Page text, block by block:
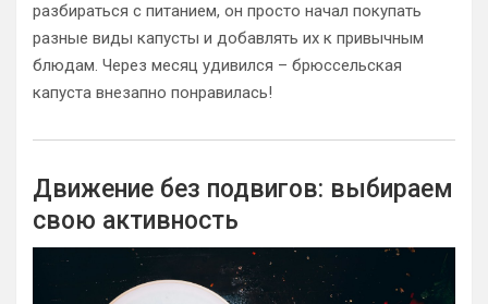
разбираться с питанием, он просто начал покупать
разные виды капусты и добавлять их к привычным
блюдам. Через месяц удивился – брюссельская
капуста внезапно понравилась!
Движение без подвигов: выбираем
свою активность